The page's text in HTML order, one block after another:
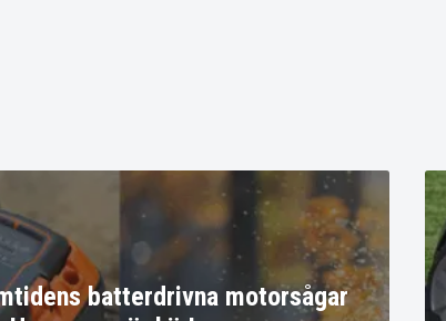
batterdrivna motorsågar